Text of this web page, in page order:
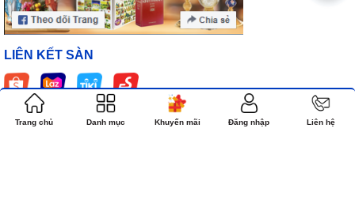
LIÊN KẾT SÀN
Trang chủ Danh mục Khuyến mãi Đăng nhập Liên hệ